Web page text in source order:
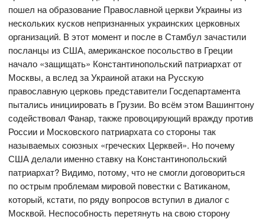
пошел на образование Православной церкви Украины из
нескольких кусков непризнанных украинских церковных
организаций. В этот момент и после в Стамбул зачастили
посланцы из США, американское посольство в Греции
начало «защищать» Константинопольский патриархат от
Москвы, а вслед за Украиной атаки на Русскую
православную церковь представители Госдепартамента
пытались инициировать в Грузии. Во всём этом Вашингтону
содействовал Фанар, также провоцирующий вражду против
России и Московского патриархата со стороны так
называемых союзных «греческих Церквей». Но почему
США делали именно ставку на Константинопольский
патриархат? Видимо, потому, что не смогли договориться
по острым проблемам мировой повестки с Ватиканом,
который, кстати, по ряду вопросов вступил в диалог с
Москвой. Неспособность перетянуть на свою сторону